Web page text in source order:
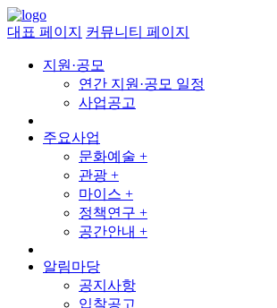
대표 페이지 커뮤니티 페이지
지원·공모
연간 지원·공모 일정
사업공고
주요사업
문화예술 +
관광 +
마이스 +
정책연구 +
공간안내 +
알림마당
공지사항
입찰공고